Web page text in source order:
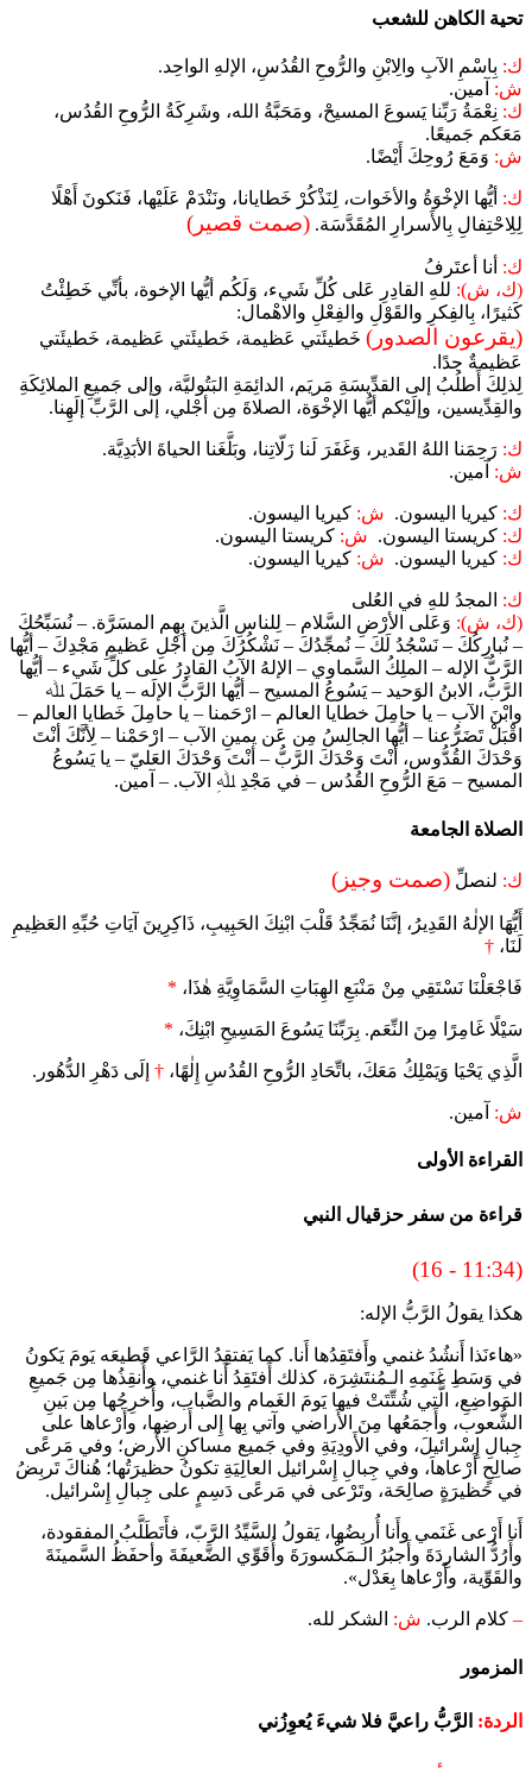
تحية الكاهن للشعب
ك: بِاسْمِ الآبِ والِابْنِ والرُّوحِ القُدُسِ، الإلهِ الواحِد.
ش: آمين.
ك: نِعْمَةُ رَبِّنا يَسوعَ المسيحْ، ومَحَبَّةُ الله، وشَرِكَةُ الرُّوحِ القُدُس،
مَعَكم جَميعًا.
ش: وَمَعَ رُوحِكَ أَيْضًا.
ك: أيُّها الإخْوَةُ والأخَوات، لِنَذْكُرْ خَطايانا، ونَنْدَمْ عَلَيْها، فَنَكونَ أَهْلًا
لِلِاحْتِفالِ بِالأَسرارِ المُقَدَّسَة. (صمت قصير)
ك: أنا أعتَرفُ
(ك، ش): للهِ القادِرِ عَلى كُلِّ شَيء، وَلَكُم أيُّها الإخوة، بأنِّي خَطِئْتُ
كَثيرًا، بِالفِكرِ والقَوْلِ والفِعْلِ والاهْمال:
(يقرعون الصدور) خَطيئَتي عَظيمة، خَطيئَتي عَظيمة، خَطيئَتي
عَظيمةٌ جدًا.
لِذلِكَ أَطلُبُ إلى القدِّيسَةِ مَريَم، الدائِمَةِ البَتُوليَّة، وإلى جَميعِ الملائِكَةِ
والقِدِّيسين، وإلَيْكم أيُّها الإخْوَة، الصلاةَ مِن أجْلي، إلى الرَّبِّ إلَهِنا.
ك: رَحِمَنا اللهُ القَدير، وَغَفَرَ لَنا زَلّاتِنا، وبَلَّغَنا الحياةَ الأبَدِيَّة.
ش: آمين.
ك: كيريا اليسون. ش: كيريا اليسون.
ك: كريستا اليسون. ش: كريستا اليسون.
ك: كيريا اليسون. ش: كيريا اليسون.
ك: المجدُ للهِ في العُلى
(ك، ش): وَعَلى الأرْضِ السَّلام – لِلناسِ الَّذينَ بِهِم المسَرَّة. – نُسَبِّحُكَ
– نُبارِكُكَ – نَسْجُدُ لَكَ – نُمجِّدُكَ – نَشْكُرُكَ مِن أجْلِ عَظيمِ مَجْدِكَ – أيُّها
الرَّبُّ الإله – الملِكُ السَّماوي – الإلهُ الآبُ القادِرُ على كلِّ شَيء – أيُّها
الرَّبُّ، الابنُ الوَحيد – يَسُوعُ المسيح – أيُّها الرَّبُّ الإلَه – يا حَمَلَ ﷲ
وابْنَ الآب – يا حامِلَ خطايا العالم – ارْحَمنا – يا حامِلَ خَطايا العالم –
اقْبَلْ تَضَرُّعنا – أيُّها الجالِسُ مِن عَن يمينِ الآب – ارْحَمْنا – لِأنَّكَ أنْتَ
وَحْدَكَ القُدُّوس، أنْتَ وَحْدَكَ الرَّبُّ – أنْتَ وَحْدَكَ العَليّ – يا يَسُوعُ
المسيح – مَعَ الرُّوحِ القُدُس – في مَجْدِ ﷲِ الآب. – آمين.
الصلاة الجامعة
ك: لنصلِّ (صمت وجيز)
أَيُّهَا الإلٰهُ القَدِيرُ، إنَّنَا نُمَجِّدُ قَلْبَ ابْنِكَ الحَبِيبِ، ذَاكِرِينَ آيَاتِ حُبِّهِ العَظِيمِ
لَنَا، †
فَاجْعَلْنَا نَسْتَقِي مِنْ مَنْبَعِ الهِبَاتِ السَّمَاوِيَّةِ هٰذَا، *
سَيْلًا غَامِرًا مِنَ النِّعَم. بِرَبِّنَا يَسُوعَ المَسِيحِ ابْنِكَ، *
الَّذِي يَحْيَا وَيَمْلِكُ مَعَكَ، باتِّحَادِ الرُّوحِ القُدُسِ إِلٰهًا، † إلَى دَهْرِ الدُّهُور.
ش: آمين.
القراءة الأولى
قراءة من سفر حزقيال النبي
(11:34 - 16)
هكذا يقولُ الرَّبُّ الإله:
«هاءنَذا أَنشُدُ غنمي وأَفتَقِدُها أَنا. كما يَفتقِدُ الرَّاعي قَطيعَه يَومَ يَكونُ
في وَسَطِ غَنَمِهِ الـمُنتَشِرَة، كذلك أَفتَقِدُ أَنا غنمي، وأُنقِذُها مِن جَميعِ
المَواضِعِ، الَّتي شُتِّتَتْ فيها يَومَ الغَمام والضَّباب، وأُخرِجُها مِن بَينِ
الشُّعوب، وأَجمَعُها مِنَ الأَراضي وآتي بِها إِلى أَرضِها، وأَرْعاها على
جِبالِ إِسْرائيلَ، وفي الأَودِيَةِ وفي جَميع مساكنِ الأَرض؛ وفي مَرعًى
صالِحٍ أَرْعاهاَ، وفي جِبالِ إِسْرائيل العالِيَةِ تكونُ حظيرَتُها؛ هُناكَ تَربِضُ
في حَظيرَةٍ صالِحَة، وتَرْعى في مَرعًى دَسِمٍ على جِبالِ إِسْرائيل.
أَنا أَرْعى غَنَمي وأَنا أُربِضُها، يَقولُ السَّيِّدُ الرَّبّ، فأَتَطَلَّبُ المفقودة،
وأَرُدُّ الشارِدَةَ وأَجبُرُ الـمَكْسورَةَ وأُقَوِّي الضَّعيفَةَ وأحفَظُ السَّمينَةَ
والقَوِّية، وأَرْعاها بِعَدْل».
– كلام الرب. ش: الشكر لله.
المزمور
الردة: الرَّبُّ راعيَّ فلا شيءَ يُعوِزُني